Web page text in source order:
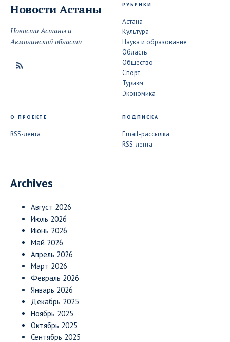
Новости Астаны
Новости Астаны и
Акмолинской области
РУБРИКИ
Астана
Культура
Наука и образование
Область
Общество
Спорт
Туризм
Экономика
О ПРОЕКТЕ
RSS-лента
ПОДПИСКА
Email-рассылка
RSS-лента
Archives
Август 2026
Июль 2026
Июнь 2026
Май 2026
Апрель 2026
Март 2026
Февраль 2026
Январь 2026
Декабрь 2025
Ноябрь 2025
Октябрь 2025
Сентябрь 2025